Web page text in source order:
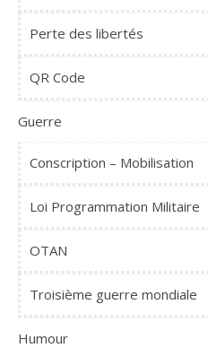
Perte des libertés
QR Code
Guerre
Conscription – Mobilisation
Loi Programmation Militaire
OTAN
Troisième guerre mondiale
Humour